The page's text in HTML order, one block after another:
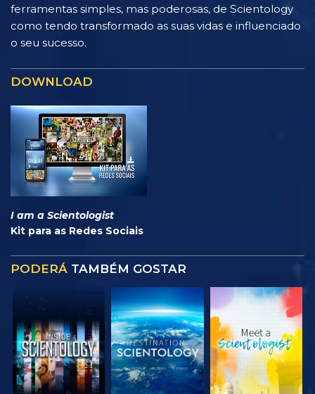
ferramentas simples, mas poderosas, de Scientology
como tendo transformado as suas vidas e influenciado
o seu sucesso.
DOWNLOAD
I am a Scientologist
Kit para as Redes Sociais
PODERÁ TAMBÉM GOSTAR